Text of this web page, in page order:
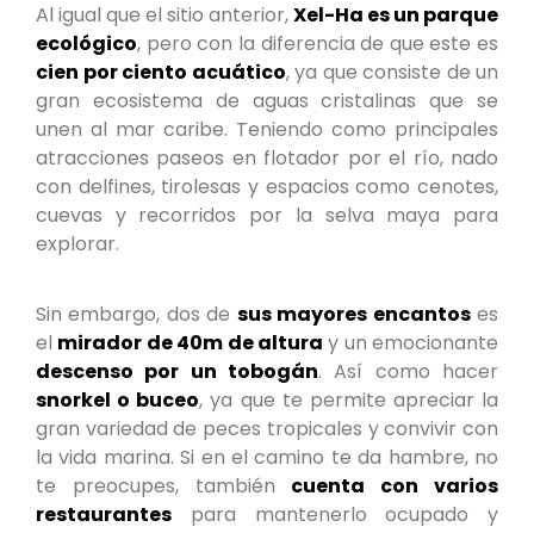
Al igual que el sitio anterior,Xel-Ha es un parque
ecológico, pero con la diferencia de que este es
cien por ciento acuático, ya que consiste de un
gran ecosistema de aguas cristalinas que se
unen al mar caribe. Teniendo como principales
atracciones paseos en flotador por el río, nado
con delfines, tirolesas y espacios como cenotes,
cuevas y recorridos por la selva maya para
explorar.
Sin embargo, dos de sus mayores encantoses
el mirador de 40m de altura y un emocionante
descenso por un tobogán. Así como hacer
snorkel o buceo, ya que te permite apreciar la
gran variedad de peces tropicales y convivir con
la vida marina. Si en el camino te da hambre, no
te preocupes, también cuenta con varios
restaurantes para mantenerlo ocupado y